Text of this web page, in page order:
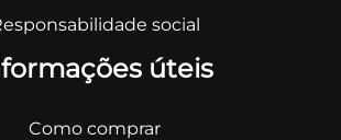
social
úteis
Como comprar